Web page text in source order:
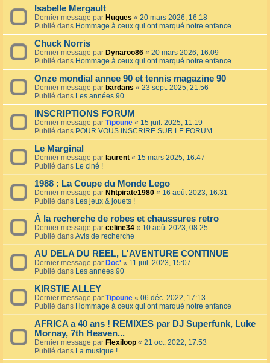
Isabelle Mergault
Dernier message par Hugues « 20 mars 2026, 16:18
Publié dans Hommage à ceux qui ont marqué notre enfance
Chuck Norris
Dernier message par Dynaroo86 « 20 mars 2026, 16:09
Publié dans Hommage à ceux qui ont marqué notre enfance
Onze mondial annee 90 et tennis magazine 90
Dernier message par bardans « 23 sept. 2025, 21:56
Publié dans Les années 90
INSCRIPTIONS FORUM
Dernier message par Tipoune « 15 juil. 2025, 11:19
Publié dans POUR VOUS INSCRIRE SUR LE FORUM
Le Marginal
Dernier message par laurent « 15 mars 2025, 16:47
Publié dans Le ciné !
1988 : La Coupe du Monde Lego
Dernier message par Nhtpirate1980 « 16 août 2023, 16:31
Publié dans Les jeux & jouets !
À la recherche de robes et chaussures retro
Dernier message par celine34 « 10 août 2023, 08:25
Publié dans Avis de recherche
AU DELA DU REEL, L'AVENTURE CONTINUE
Dernier message par Doc' « 11 juil. 2023, 15:07
Publié dans Les années 90
KIRSTIE ALLEY
Dernier message par Tipoune « 06 déc. 2022, 17:13
Publié dans Hommage à ceux qui ont marqué notre enfance
AFRICA a 40 ans ! REMIXES par DJ Superfunk, Luke
Mornay, 7th Heaven...
Dernier message par Flexiloop « 21 oct. 2022, 17:53
Publié dans La musique !